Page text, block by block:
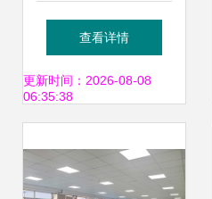
中山市嘉科电子的
IC线路板设计之美
查看详情
更新时间：2026-08-08
06:35:38